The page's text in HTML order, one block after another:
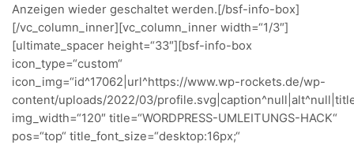
Anzeigen wieder geschaltet werden.[/bsf-info-box]
[/vc_column_inner][vc_column_inner width=“1/3″]
[ultimate_spacer height=“33″][bsf-info-box
icon_type=“custom“
icon_img=“id^17062|url^https://www.wp-rockets.de/wp-
content/uploads/2022/03/
img_width=“120″ title=“WORDPRESS-UMLEITUNGS-HACK“
pos=“top“ title_font_size=“desktop:16px;“